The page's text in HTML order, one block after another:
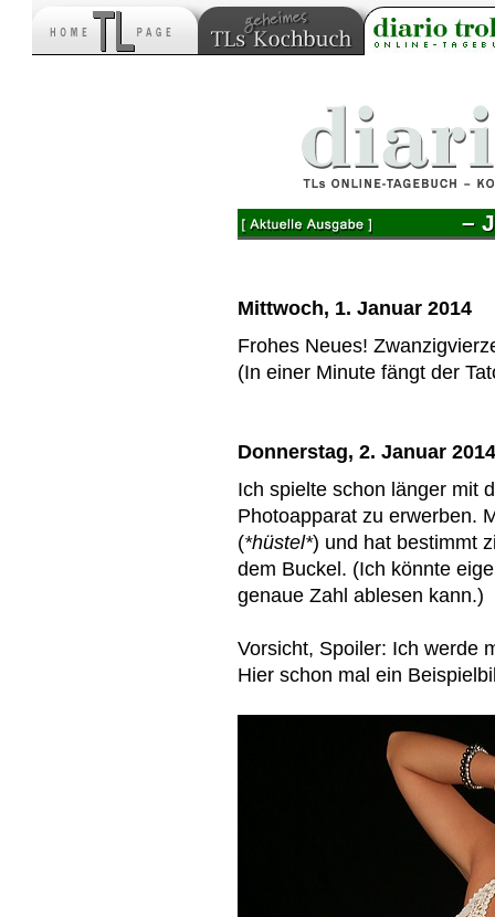
–
Mittwoch, 1. Januar 2014
Frohes Neues!
(In einer Minute fängt der
Donnerstag, 2. Januar 2014
Ich spielte schon länger mit
Photoapparat zu erwerben.
(*hüstel*) und hat bestimmt
dem Buckel. (Ich könnte
genaue Zahl ablesen kann.)
Vorsicht, Spoiler: Ich werde
Hier schon mal ein